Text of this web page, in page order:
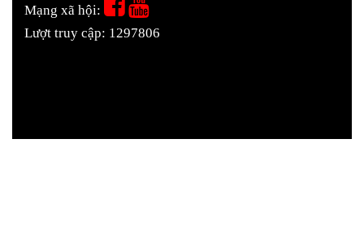
Mạng xã hội:
Lượt truy cập: 1297806